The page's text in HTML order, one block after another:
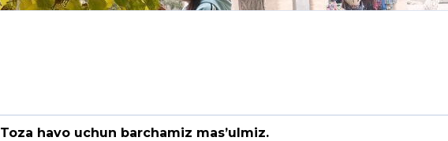
Toza havo uchun barchamiz mas’ulmiz.